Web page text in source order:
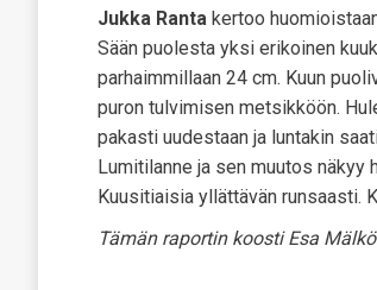
Jukka Ranta kertoo
Sään puolesta yksi erikoinen
parhaimmillaan 24 cm. Kuun
puron tulvimisen metsikköön.
pakasti uudestaan ja luntakin
Lumitilanne ja sen muutos
Kuusitiaisia yllättävän runsaasti.
Tämän raportin koosti Esa